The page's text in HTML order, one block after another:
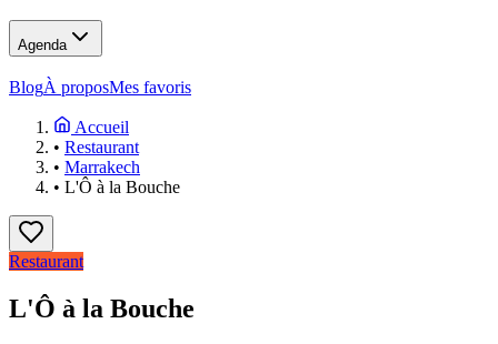
Agenda
BlogÀ proposMes favoris
Accueil
• Restaurant
• Marrakech
• L'Ô à la Bouche
Restaurant
L'Ô à la Bouche